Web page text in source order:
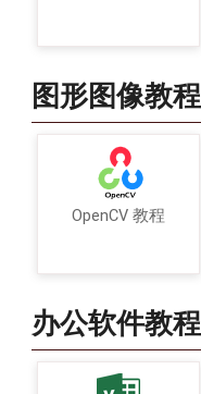
图形图像教程
OpenCV 教程
办公软件教程